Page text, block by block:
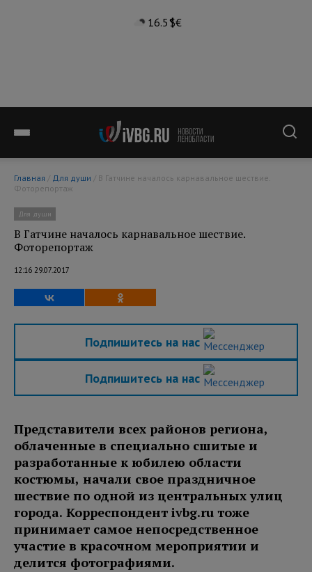
16.5°$€
Главная / Для души
Фоторепортаж
Для души
В Гатчине началось карнавальное шествие.
Фоторепортаж
12:16 29.07.2017
Подпишитесь на нас
Подпишитесь на нас
Представители всех районов региона,
облаченные в специально сшитые и
разработанные к юбилею области
костюмы, начали свое праздничное
шествие по одной из центральных улиц
города. Корреспондент ivbg.ru тоже
принимает самое непосредственное
участие в красочном мероприятии и
делится фотографиями.